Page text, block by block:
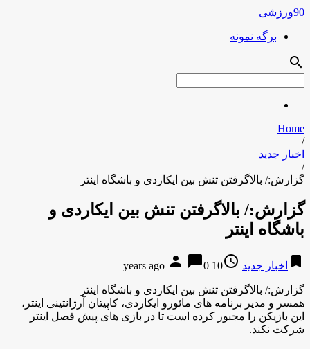
90ورزشی
برگه نمونه
search
Home
/
اخبار جدید
/
گزارش:/ بالاگرفتن تنش بین ایکاردی و باشگاه اینتر
گزارش:/ بالاگرفتن تنش بین ایکاردی و
باشگاه اینتر
bookmark اخبار جدید access_time
10 years ago
person chat_bubble0
گزارش:/ بالاگرفتن تنش بین ایکاردی و باشگاه اینتر
همسر و مدیر برنامه های مائورو ایکاردی، کاپیتان آرژانتینی اینتر،
این بازیکن را مجبور کرده است تا در بازی های پیش فصل اینتر
شرکت نکند.